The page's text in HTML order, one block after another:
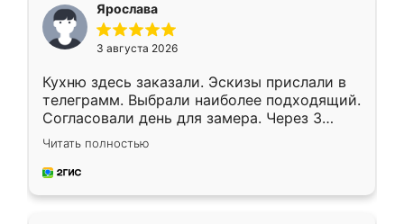
Ярослава
3 августа 2026
Кухню здесь заказали. Эскизы прислали в
телеграмм. Выбрали наиболее подходящий.
Согласовали день для замера. Через 3
недели кухня была уже готова. Остались
довольны работой. Спасибо Ренессанс
мебель за качественную работу!
Читать полностью